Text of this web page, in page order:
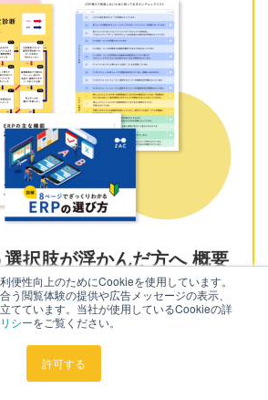
便性向上のためにCookieを使用しています。
う閲覧体験の提供や広告メッセージの表示、
てています。当社が使用しているCookieの詳
シーをご覧ください。
許可する
選択肢が浮かんだ方へ 概要
ERPまるわかりセット
でがわかるERPを体系的に学べる資料